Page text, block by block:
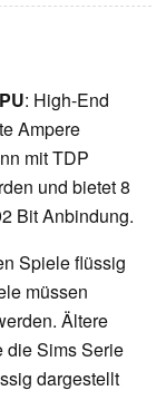
: High-End
Ampere
mit TDP
und bietet 8
Bit Anbindung.
Spiele flüssig
müssen
Ältere
die Sims Serie
dargestellt